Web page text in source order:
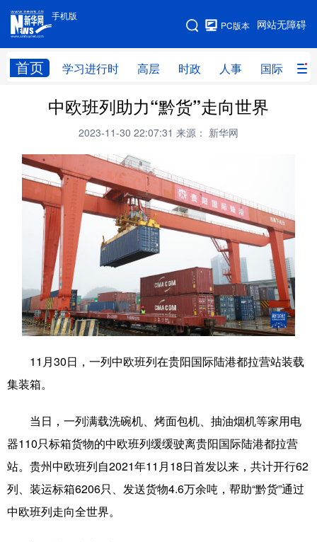
手机版
网站无障碍
PC版本
首页 学习进行时 高层 时政 人事 国际 财
手机版
网站地图
学习进行时 高层 时政 人事
财经 网评
台湾 思客智库
科创 量子
文化 书画 健康 军事
访谈 视频 政务
法律 中央文件 金融 汽车
食品 人居 信息化 数字经济
文化产业
地方频道
中欧班列助力“黔货”走向世界
2023-11-30 22:07:31 来源： 新华网
11月30日，一列中欧班列在贵阳国际陆港都拉营站装载
集装箱。
当日，一列满载洗碗机、烤面包机、抽油烟机等家用电
器110只标箱货物的中欧班列缓缓驶离贵阳国际陆港都拉营
站。贵州中欧班列自2021年11月18日首发以来，共计开行62
列、装运标箱6206只、发送货物4.6万余吨，帮助“黔货”通过
中欧班列走向全世界。